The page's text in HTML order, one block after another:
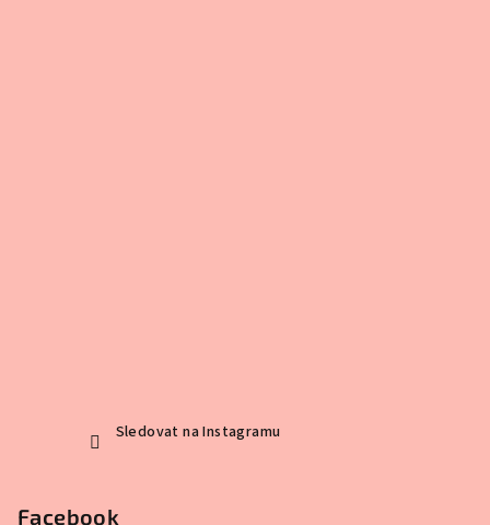
Sledovat na Instagramu
Facebook